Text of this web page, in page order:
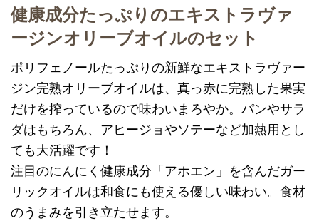
健康成分たっぷりのエキストラヴァ
ージンオリーブオイルのセット
ポリフェノールたっぷりの新鮮なエキストラヴァー
ジン完熟オリーブオイルは、真っ赤に完熟した果実
だけを搾っているので味わいまろやか。パンやサラ
ダはもちろん、アヒージョやソテーなど加熱用とし
ても大活躍です！
注目のにんにく健康成分「アホエン」を含んだガー
リックオイルは和食にも使える優しい味わい。食材
のうまみを引き立たせます。